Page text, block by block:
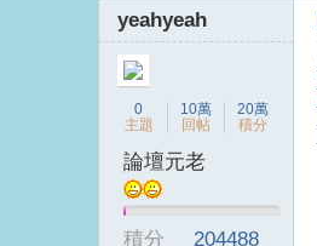
yeahyeah
0
主題
10萬
回帖
20萬
積分
論壇元老
積分
204488